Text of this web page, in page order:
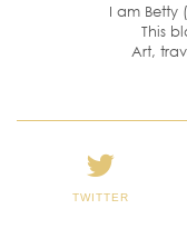
I am Betty
This
Art,
TWITTER